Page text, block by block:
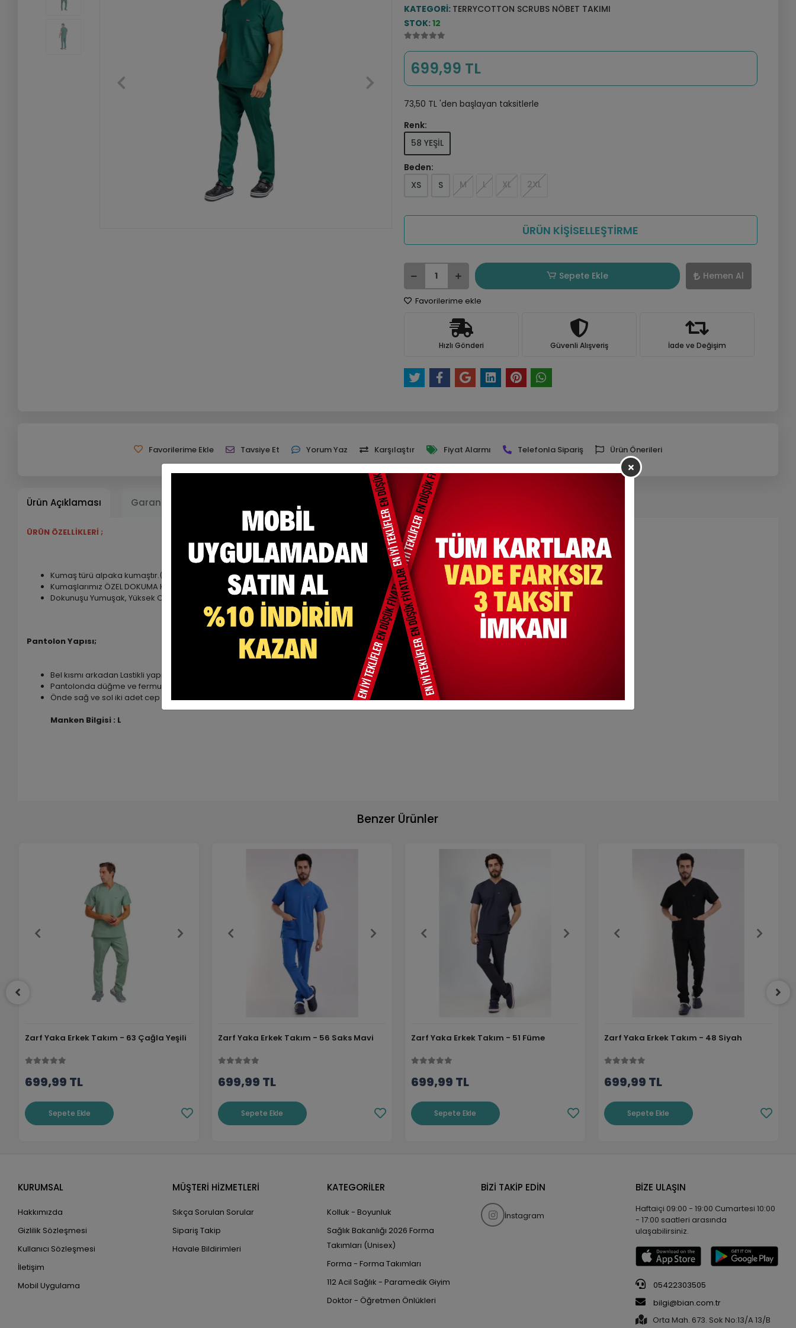
KATEGORI: TERRYCOTTON SCRUBS NÖBET TAKIMI
STOK:12
699,99 TL
73,50 TL 'den başlayan taksitlerle
Renk:
58 YEŞİL
Beden:
XS
S M L XL 2XL
ÜRÜN KİŞİSELLEŞTİRME
Sepete Ekle Hemen Al
Favorilerime ekle
Hızlı Gönderi Güvenli Alışveriş İade ve Değişim
Favorilerime Ekle Tavsiye Et Yorum Yaz Karşılaştır Fiyat Alarmı Telefonla Sipariş Ürün Önerileri
Ürün Açıklaması Garanti ve Teslimat Taksit Seçenekleri Yorumlar
ÜRÜN ÖZELLİKLERİ ;
Kumaş türü alpaka kumaştır.(%75 poly + %25 viscon)
Kumaşlarımız ÖZEL DOKUMA Kumaşlardır.
Dokunuşu Yumuşak, Yüksek Oranda Nefes Alabilen Rahat Bir Kumaş Türüdür.
Pantolon Yapısı;
Bel kısmı arkadan Lastikli yapıdadır.
Pantolonda düğme ve fermuar yer almaktadır.
Önde sağ ve sol iki adet cep , arkada ise tek cep bulunmaktadır.
Manken Bilgisi : L
Benzer Ürünler
Zarf Yaka Erkek Takım - 63 Çağla Yeşili
699,99 TL
Sepete Ekle
Zarf Yaka Erkek Takım - 56 Saks Mavi
699,99 TL
Sepete Ekle
Zarf Yaka Erkek Takım - 51 Füme
699,99 TL
Sepete Ekle
Zarf Yaka Erkek Takım - 48 Siyah
699,99 TL
Sepete Ekle
KURUMSAL
Hakkımızda
Gizlilik Sözleşmesi
Kullanıcı Sözleşmesi
İletişim
Mobil Uygulama
MÜŞTERİ HİZMETLERİ
Sıkça Sorulan Sorular
Sipariş Takip
Havale Bildirimleri
KATEGORİLER
Kolluk - Boyunluk
Sağlık Bakanlığı 2026 Forma
Takımları (Unisex)
Forma - Forma Takımları
112 Acil Sağlık - Paramedik Giyim
Doktor - Öğretmen Önlükleri
BİZİ TAKİP EDİN
İnstagram
BİZE ULAŞIN
Haftaiçi 09:00 - 19:00 Cumartesi 10:00
- 17:00 saatleri arasında
ulaşabilirsiniz.
05422303505
bilgi@bian.com.tr
Orta Mah. 673. Sok No:13/A 13/B